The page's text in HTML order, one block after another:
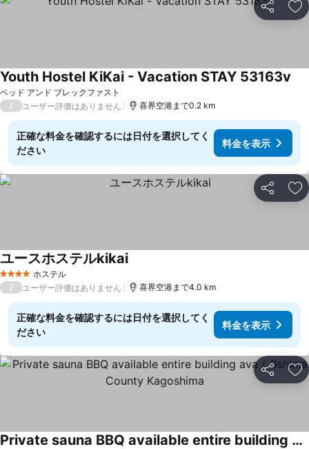
シェア お
ベッド アンド ブレックファスト
Youth Hostel KiKai - Vacation STAY 53163v
/ ユーザー評価はありません 喜界空港まで0.2 km
正確な料金を確認するには日付を選択してく
ださい
料金を表示
シェア お
4 ホテルのランク
ホステル
ユースホステルkikai料金を表示
/ ユーザー評価はありません 喜界空港まで4.0 km
正確な料金を確認するには日付を選択してく
ださい
料金を表示
シェア お
Private sauna BBQ available entire building ava / Oshima County Kagoshima